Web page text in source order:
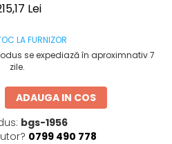
Lei
LA FURNIZOR
se expediază în aproximnativ 7
zile.
ADAUGA IN COS
bgs-1956
0799 490 778